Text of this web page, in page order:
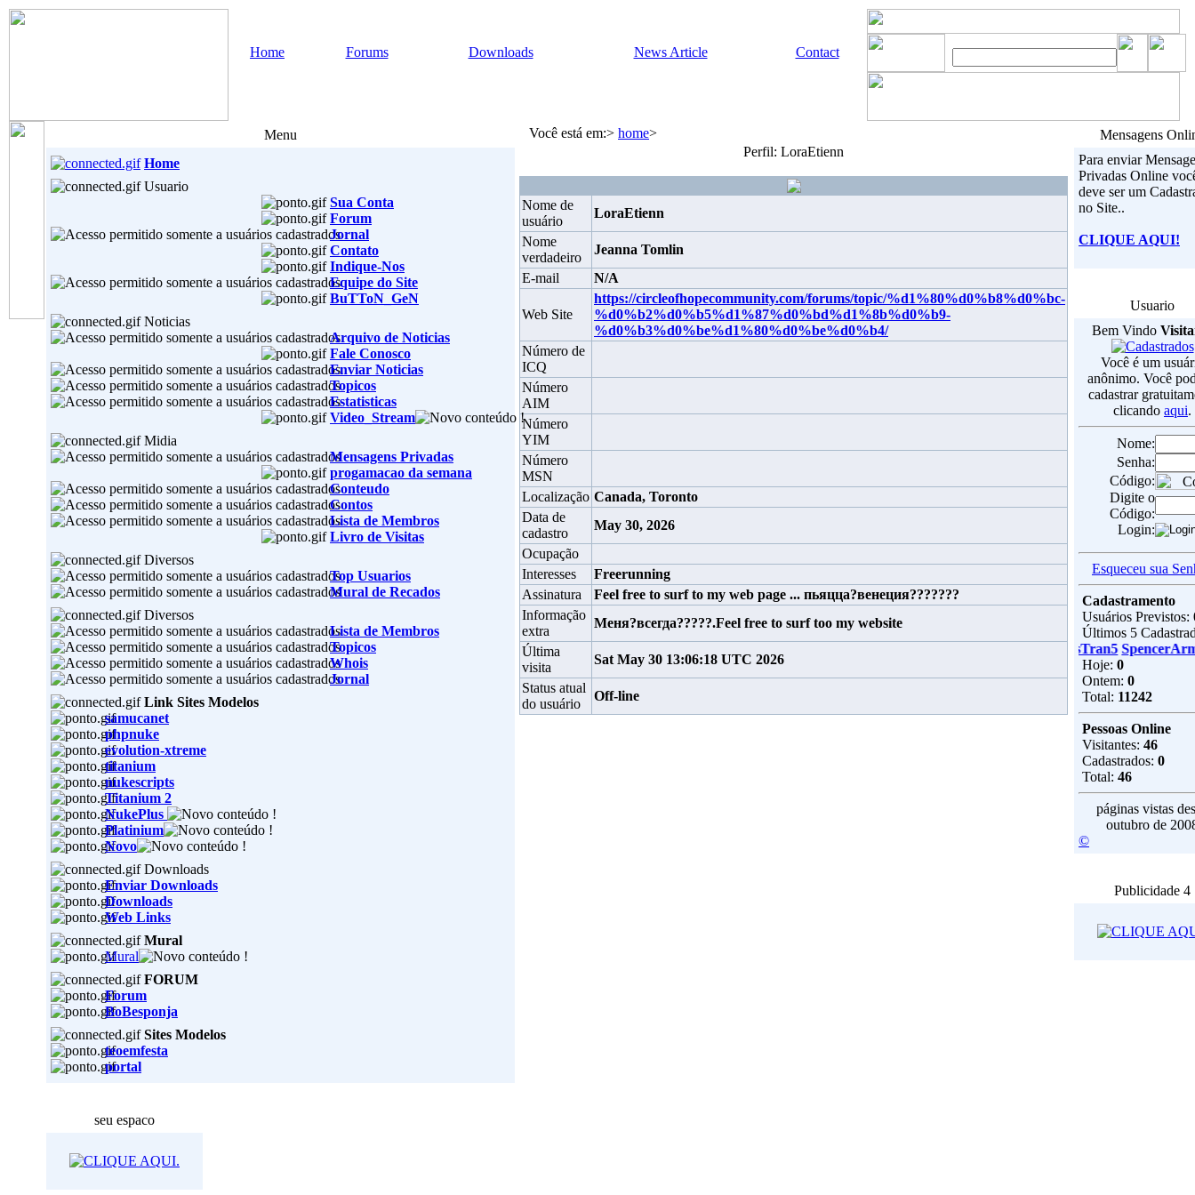
Home Forums Downloads News Article Contact
Menu
Home
Usuario
Sua Conta
Forum
Jornal
Contato
Indique-Nos
Equipe do Site
BuTToN_GeN
Noticias
Arquivo de Noticias
Fale Conosco
Enviar Noticias
Topicos
Estatisticas
Video_Stream
Midia
Mensagens Privadas
progamacao da semana
Conteudo
Contos
Lista de Membros
Livro de Visitas
Diversos
Top Usuarios
Mural de Recados
Diversos
Lista de Membros
Topicos
Whois
Jornal
Link Sites Modelos
samucanet
phpnuke
evolution-xtreme
titanium
nukescripts
Titanium 2
NukePlus
Platinium
Novo
Downloads
Enviar Downloads
Downloads
Web Links
Mural
Mural
FORUM
Forum
BoBesponja
Sites Modelos
teoemfesta
portal
seu espaco
Você está em:> home>
Perfil: LoraEtienn
Nome de
usuário
LoraEtienn
Nome
verdadeiro
Jeanna Tomlin
E-mail
N/A
Web Site
https://circleofhopecommunity.com/forums/topic/%d1%80%d0%b8%d0%bc-
%d0%b2%d0%b5%d1%87%d0%bd%d1%8b%d0%b9-
%d0%b3%d0%be%d1%80%d0%be%d0%b4/
Número de
ICQ
Número
AIM
Número
YIM
Número
MSN
Localização Canada, Toronto
Data de
cadastro
May 30, 2026
Ocupação
Interesses
Freerunning
Assinatura
Feel free to surf to my web page ... пьяцца?венеция???????
Informação
extra
Меня?всегда?????.Feel free to surf too my website
Última
visita
Sat May 30 13:06:18 UTC 2026
Status atual
do usuário
Off-line
Mensagens
Para enviar
Privadas Online
deve ser um
no Site..
CLIQUE AQUI!
Usuario
Bem Vindo
Você é um
anônimo. Você
cadastrar
clicando aqui.
Nome:
Senha:
Código:
Digite o
Código:
Login:
Esqueceu sua
Cadastramento
Usuários Previstos:
Últimos 5
InesTran5 SpencerArm
Hoje: 0
Ontem: 0
Total: 11242
Pessoas Online
Visitantes: 46
Cadastrados: 0
Total: 46
páginas vistas
outubro de
©
Publicidade 4